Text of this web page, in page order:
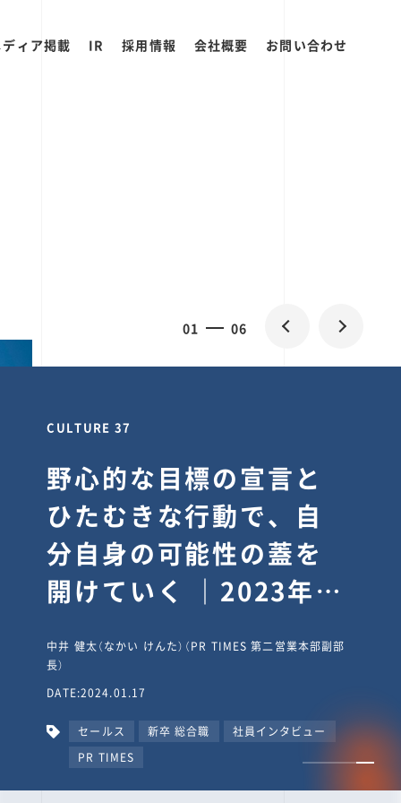
ィア掲載 IR 採用情報 会社概要 お問い合わせ
01 06
CULTURE 37
野心的な目標の宣言と
ひたむきな行動で、自
分自身の可能性の蓋を
開けていく ｜2023年度
タビュー #PR
TIMESな人たち
中井 健太（なかい けんた）（PR TIMES 第二営業本部副部
長）
DATE:2024.01.17
セールス 新卒 総合職
社員インタビュー
PR TIMES